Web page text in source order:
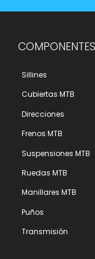
COMPONENTES
Sillines
Cubiertas MTB
Direcciones
Frenos MTB
Suspensiones MTB
Ruedas MTB
Manillares MTB
Puños
Transmisión